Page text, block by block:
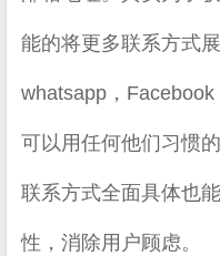
能的将更多联系方式
whatsapp，
可以用任何他们习惯
联系方式全面具体也
性，消除用户顾虑。